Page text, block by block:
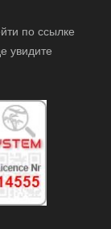
по ссылке
увидите